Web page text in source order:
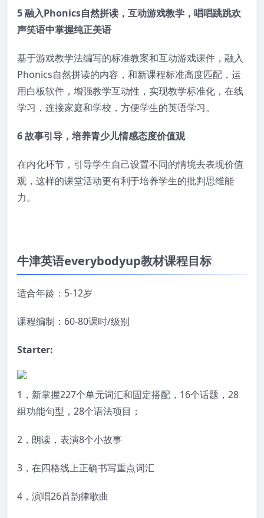
5 融入Phonics自然拼读，互动游戏教学，唱唱跳跳欢
声笑语中掌握纯正美语
基于游戏教学法编写的标准教案和互动游戏课件，融入
Phonics自然拼读的内容，和新课程标准高度匹配，运
用白板软件，增强教学互动性，实现教学标准化，在线
学习，连接家庭和学校，方便学生的英语学习。
6 故事引导，培养青少儿情感态度价值观
在内化环节，引导学生自己设置不同的情境去表现价值
观，这样的课堂活动更有利于培养学生的批判思维能
力。
牛津英语everybodyup教材课程目标
适合年龄：5-12岁
课程编制：60-80课时/级别
Starter:
1，新掌握227个单元词汇和固定搭配，16个话题，28
组功能句型，28个语法项目；
2，朗读，表演8个小故事
3，在四格线上正确书写重点词汇
4，演唱26首韵律歌曲